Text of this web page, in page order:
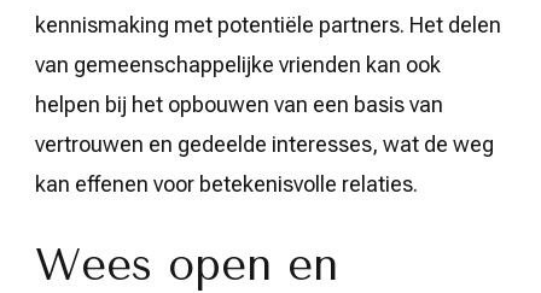
kennismaking met potentiële partners. Het delen
van gemeenschappelijke vrienden kan ook
helpen bij het opbouwen van een basis van
vertrouwen en gedeelde interesses, wat de weg
kan effenen voor betekenisvolle relaties.
Wees open en